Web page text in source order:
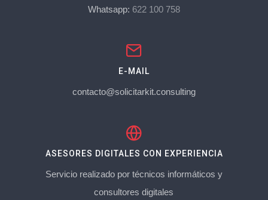
Whatsapp: 622 100 758
E-MAIL
contacto@solicitarkit.consulting
ASESORES DIGITALES CON EXPERIENCIA
Servicio realizado por técnicos informáticos y
consultores digitales